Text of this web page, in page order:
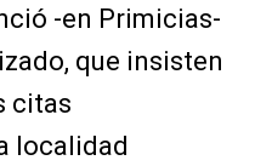
-en Primicias-
que insisten
citas
localidad